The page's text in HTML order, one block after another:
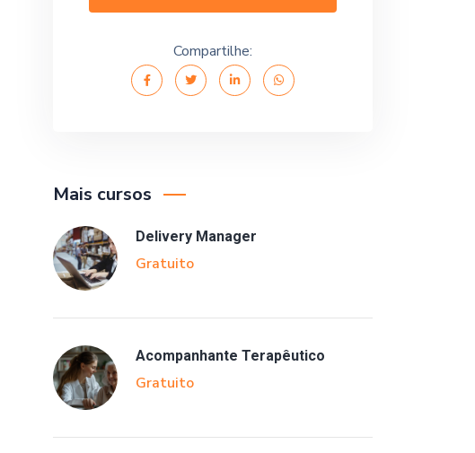
Compartilhe:
Mais cursos
Delivery Manager
Gratuito
Acompanhante Terapêutico
Gratuito